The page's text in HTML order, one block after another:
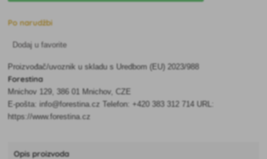
Po narudžbi
Dodaj u favorite
Proizvođač/uvoznik u skladu s Uredbom (EU) 2023/988
Forestina
Mnichov 129, 386 01 Mnichov, CZE
E-pošta: info@forestina.cz Telefon: +420 383 312 714 URL:
https://www.forestina.cz
Opis proizvoda